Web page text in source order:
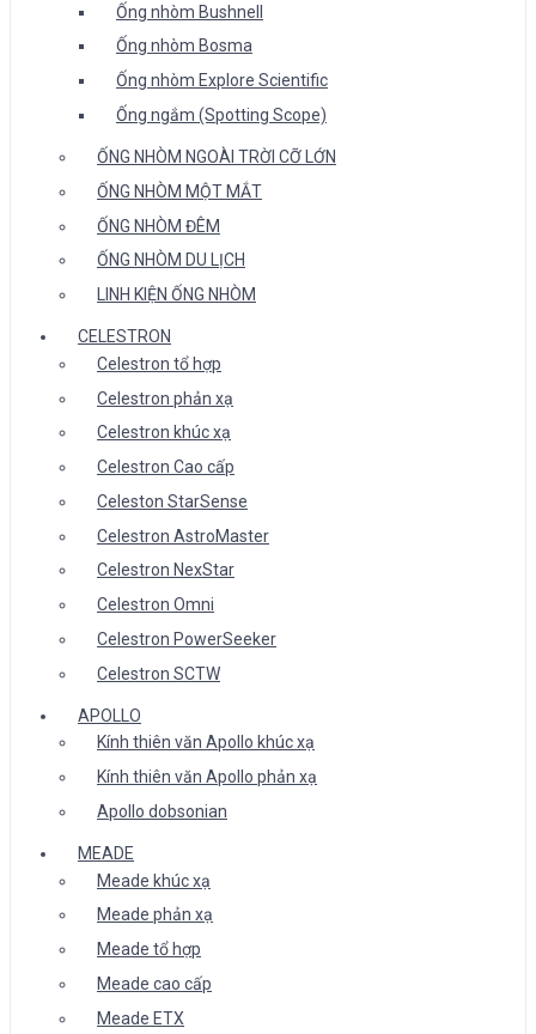
Ống nhòm Bushnell
Ống nhòm Bosma
Ống nhòm Explore Scientific
Ống ngắm (Spotting Scope)
ỐNG NHÒM NGOÀI TRỜI CỠ LỚN
ỐNG NHÒM MỘT MẮT
ỐNG NHÒM ĐÊM
ỐNG NHÒM DU LỊCH
LINH KIỆN ỐNG NHÒM
CELESTRON
Celestron tổ hợp
Celestron phản xạ
Celestron khúc xạ
Celestron Cao cấp
Celeston StarSense
Celestron AstroMaster
Celestron NexStar
Celestron Omni
Celestron PowerSeeker
Celestron SCTW
APOLLO
Kính thiên văn Apollo khúc xạ
Kính thiên văn Apollo phản xạ
Apollo dobsonian
MEADE
Meade khúc xạ
Meade phản xạ
Meade tổ hợp
Meade cao cấp
Meade ETX